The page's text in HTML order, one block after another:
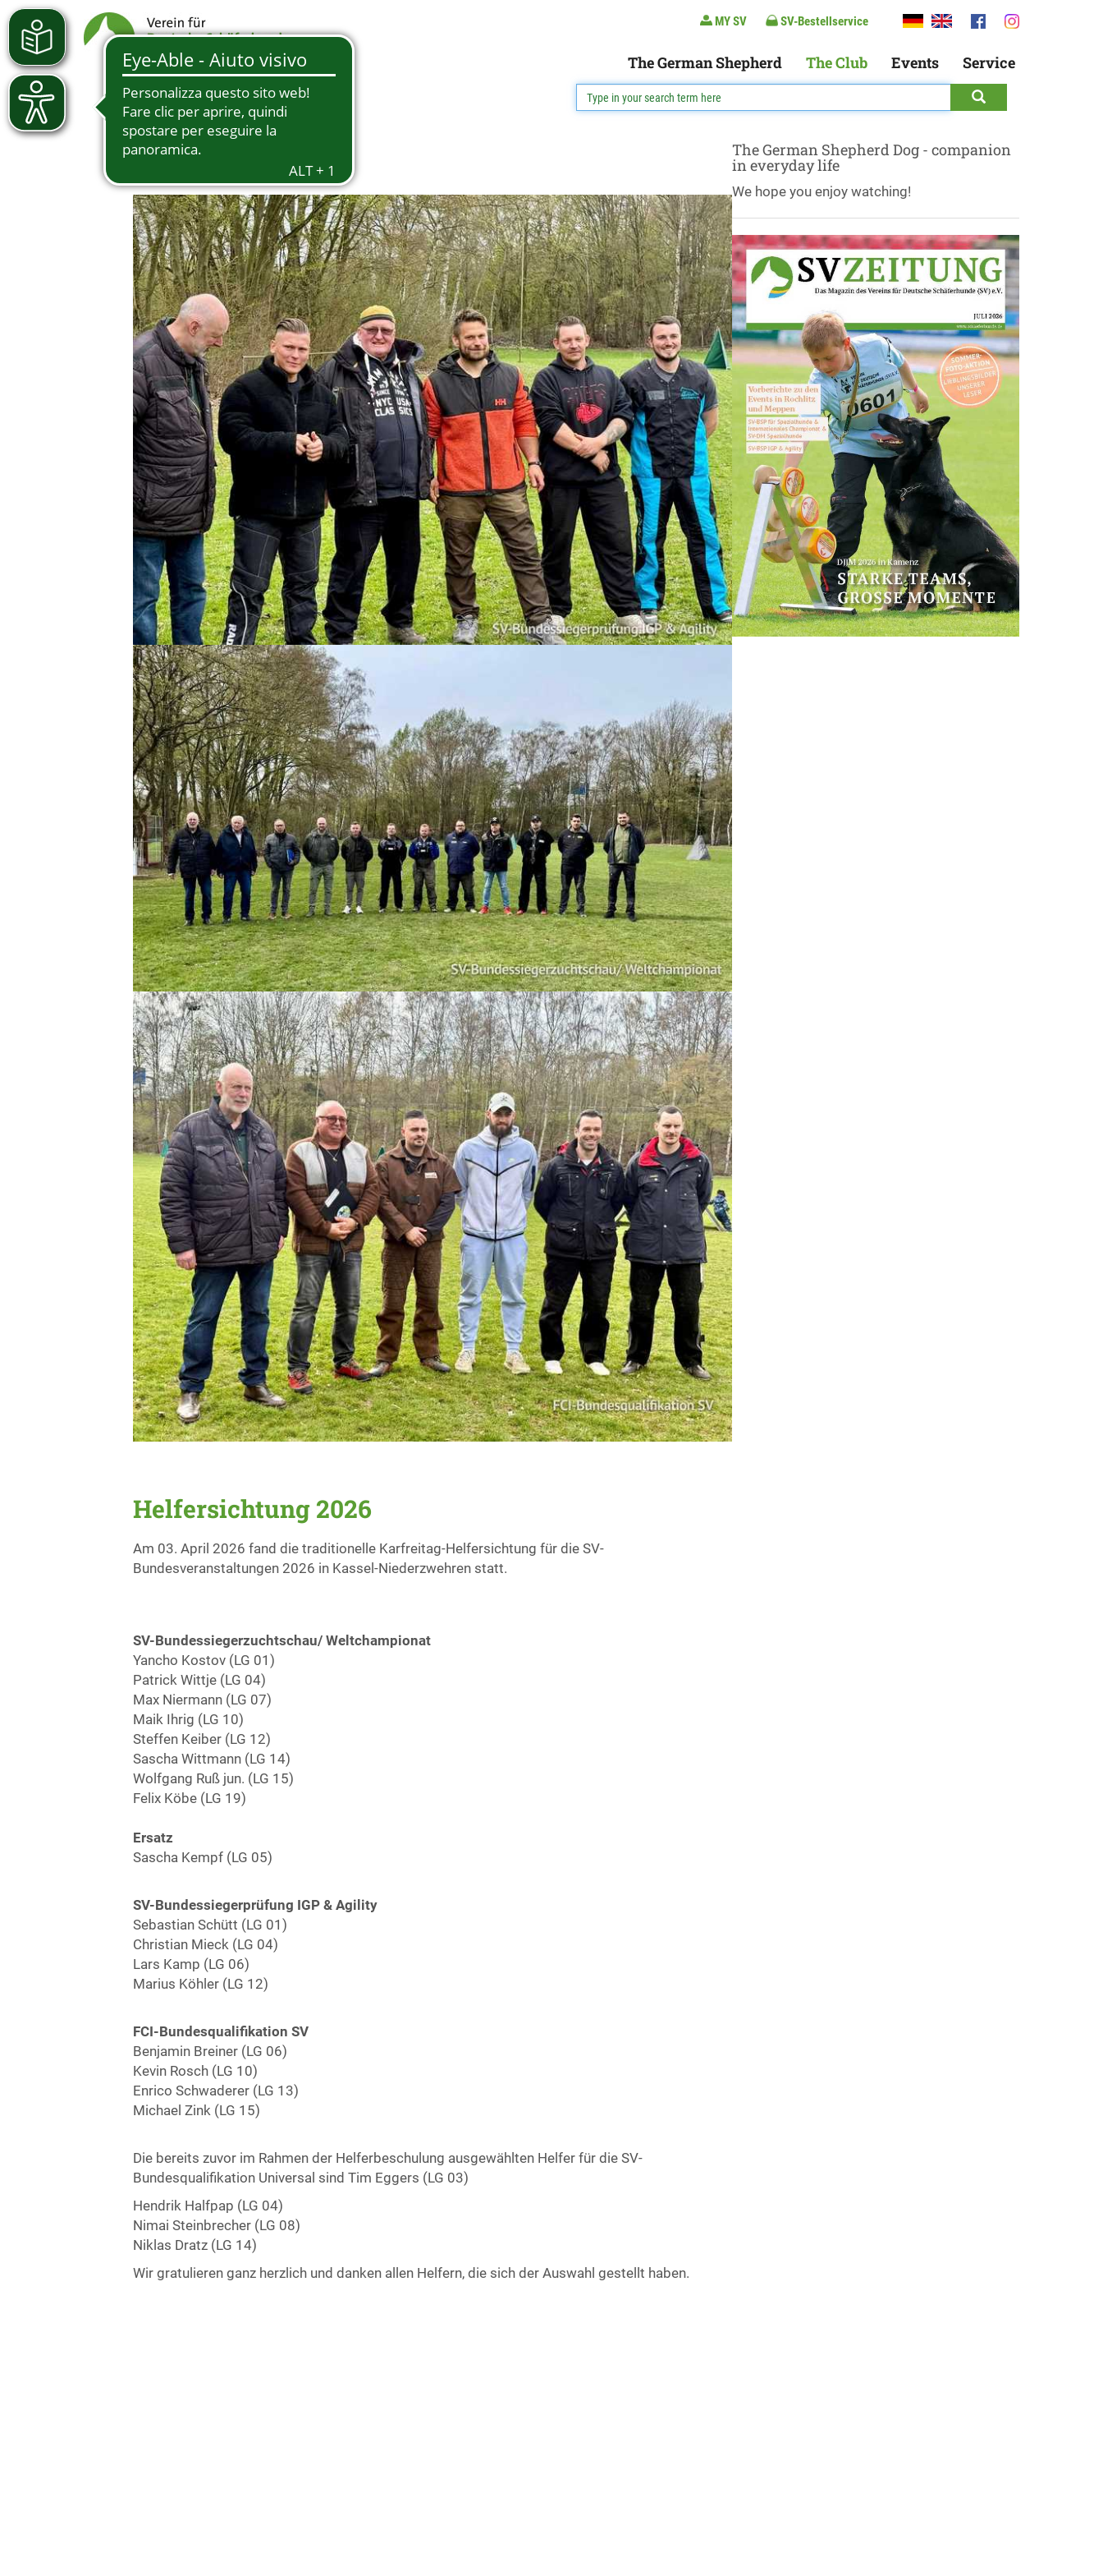
MY SV SV-Bestellservice
The German Shepherd The Club Events Service
Helfersichtung 2026
Am 03. April 2026 fand die traditionelle Karfreitag-Helfersichtung für die SV-
Bundesveranstaltungen 2026 in Kassel-Niederzwehren statt.
SV-Bundessiegerzuchtschau/ Weltchampionat
Yancho Kostov (LG 01)
Patrick Wittje (LG 04)
Max Niermann (LG 07)
Maik Ihrig (LG 10)
Steffen Keiber (LG 12)
Sascha Wittmann (LG 14)
Wolfgang Ruß jun. (LG 15)
Felix Köbe (LG 19)
Ersatz
Sascha Kempf (LG 05)
SV-Bundessiegerprüfung IGP & Agility
Sebastian Schütt (LG 01)
Christian Mieck (LG 04)
Lars Kamp (LG 06)
Marius Köhler (LG 12)
FCI-Bundesqualifikation SV
Benjamin Breiner (LG 06)
Kevin Rosch (LG 10)
Enrico Schwaderer (LG 13)
Michael Zink (LG 15)
Die bereits zuvor im Rahmen der Helferbeschulung ausgewählten Helfer für die SV-
Bundesqualifikation Universal sind Tim Eggers (LG 03)
Hendrik Halfpap (LG 04)
Nimai Steinbrecher (LG 08)
Niklas Dratz (LG 14)
Wir gratulieren ganz herzlich und danken allen Helfern, die sich der Auswahl gestellt haben.
The German Shepherd Dog - companion
in everyday life
We hope you enjoy watching!